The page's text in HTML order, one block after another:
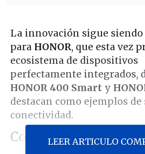
La innovación sigue
para HONOR, que esta vez
ecosistema de dispositivos
perfectamente integrados,
HONOR 400 Smarty
destacan como ejemplos
conectividad.
Colaboración
LEER ARTICULO